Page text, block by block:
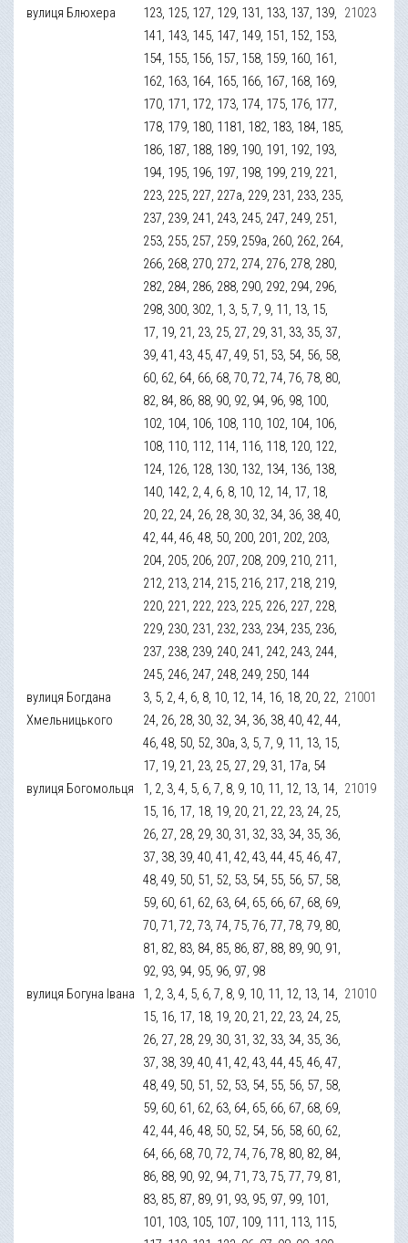
вулиця Блюхера
123, 125, 127, 129, 131, 133, 137, 139,
141, 143, 145, 147, 149, 151, 152, 153,
154, 155, 156, 157, 158, 159, 160, 161,
162, 163, 164, 165, 166, 167, 168, 169,
170, 171, 172, 173, 174, 175, 176, 177,
178, 179, 180, 1181, 182, 183, 184, 185,
186, 187, 188, 189, 190, 191, 192, 193,
194, 195, 196, 197, 198, 199, 219, 221,
223, 225, 227, 227а, 229, 231, 233, 235,
237, 239, 241, 243, 245, 247, 249, 251,
253, 255, 257, 259, 259а, 260, 262, 264,
266, 268, 270, 272, 274, 276, 278, 280,
282, 284, 286, 288, 290, 292, 294, 296,
298, 300, 302, 1, 3, 5, 7, 9, 11, 13, 15,
17, 19, 21, 23, 25, 27, 29, 31, 33, 35, 37,
39, 41, 43, 45, 47, 49, 51, 53, 54, 56, 58,
60, 62, 64, 66, 68, 70, 72, 74, 76, 78, 80,
82, 84, 86, 88, 90, 92, 94, 96, 98, 100,
102, 104, 106, 108, 110, 102, 104, 106,
108, 110, 112, 114, 116, 118, 120, 122,
124, 126, 128, 130, 132, 134, 136, 138,
140, 142, 2, 4, 6, 8, 10, 12, 14, 17, 18,
20, 22, 24, 26, 28, 30, 32, 34, 36, 38, 40,
42, 44, 46, 48, 50, 200, 201, 202, 203,
204, 205, 206, 207, 208, 209, 210, 211,
212, 213, 214, 215, 216, 217, 218, 219,
220, 221, 222, 223, 225, 226, 227, 228,
229, 230, 231, 232, 233, 234, 235, 236,
237, 238, 239, 240, 241, 242, 243, 244,
245, 246, 247, 248, 249, 250, 144
21023
вулиця Богдана
Хмельницького
3, 5, 2, 4, 6, 8, 10, 12, 14, 16, 18, 20, 22,
24, 26, 28, 30, 32, 34, 36, 38, 40, 42, 44,
46, 48, 50, 52, 30а, 3, 5, 7, 9, 11, 13, 15,
17, 19, 21, 23, 25, 27, 29, 31, 17а, 54
21001
вулиця Богомольця
1, 2, 3, 4, 5, 6, 7, 8, 9, 10, 11, 12, 13, 14,
15, 16, 17, 18, 19, 20, 21, 22, 23, 24, 25,
26, 27, 28, 29, 30, 31, 32, 33, 34, 35, 36,
37, 38, 39, 40, 41, 42, 43, 44, 45, 46, 47,
48, 49, 50, 51, 52, 53, 54, 55, 56, 57, 58,
59, 60, 61, 62, 63, 64, 65, 66, 67, 68, 69,
70, 71, 72, 73, 74, 75, 76, 77, 78, 79, 80,
81, 82, 83, 84, 85, 86, 87, 88, 89, 90, 91,
92, 93, 94, 95, 96, 97, 98
21019
вулиця Богуна Івана
1, 2, 3, 4, 5, 6, 7, 8, 9, 10, 11, 12, 13, 14,
15, 16, 17, 18, 19, 20, 21, 22, 23, 24, 25,
26, 27, 28, 29, 30, 31, 32, 33, 34, 35, 36,
37, 38, 39, 40, 41, 42, 43, 44, 45, 46, 47,
48, 49, 50, 51, 52, 53, 54, 55, 56, 57, 58,
59, 60, 61, 62, 63, 64, 65, 66, 67, 68, 69,
42, 44, 46, 48, 50, 52, 54, 56, 58, 60, 62,
64, 66, 68, 70, 72, 74, 76, 78, 80, 82, 84,
86, 88, 90, 92, 94, 71, 73, 75, 77, 79, 81,
83, 85, 87, 89, 91, 93, 95, 97, 99, 101,
101, 103, 105, 107, 109, 111, 113, 115,
21010